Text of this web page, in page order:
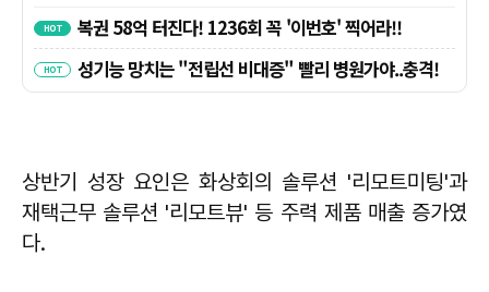
상반기 성장 요인은 화상회의 솔루션 '리모트미팅'과
재택근무 솔루션 '리모트뷰' 등 주력 제품 매출 증가였
다.